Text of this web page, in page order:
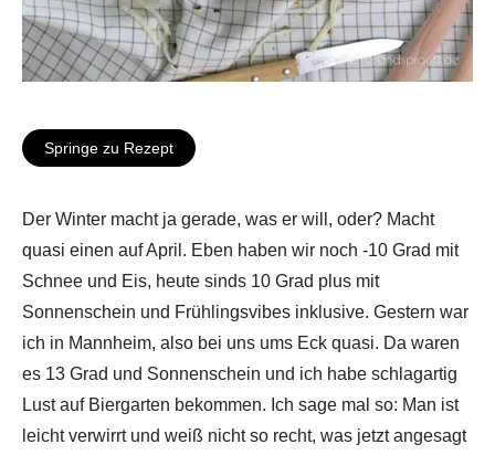
Springe zu Rezept
Der Winter macht ja gerade, was er will, oder? Macht
quasi einen auf April. Eben haben wir noch -10 Grad mit
Schnee und Eis, heute sinds 10 Grad plus mit
Sonnenschein und Frühlingsvibes inklusive. Gestern war
ich in Mannheim, also bei uns ums Eck quasi. Da waren
es 13 Grad und Sonnenschein und ich habe schlagartig
Lust auf Biergarten bekommen. Ich sage mal so: Man ist
leicht verwirrt und weiß nicht so recht, was jetzt angesagt